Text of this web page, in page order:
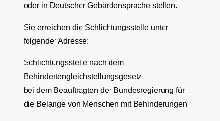
oder in Deutscher Gebärdensprache stellen.
Sie erreichen die Schlichtungsstelle unter
folgender Adresse:
Schlichtungsstelle nach dem
Behindertengleichstellungsgesetz
bei dem Beauftragten der Bundesregierung für
die Belange von Menschen mit Behinderungen